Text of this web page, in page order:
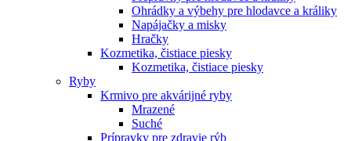
Ohrádky a výbehy pre hlodavce a králiky
Napájačky a misky
Hračky
Kozmetika, čistiace piesky
Kozmetika, čistiace piesky
Ryby
Krmivo pre akvárijné ryby
Mrazené
Suché
Prípravky pre zdravie rýb